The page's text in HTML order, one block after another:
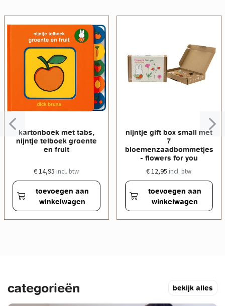
kartonboek met tabs,
nijntje telboek groente
en fruit
€ 14,95 incl. btw
toevoegen aan
winkelwagen
nijntje gift box small met
7
bloemenzaadbommetjes
- flowers for you
€ 12,95 incl. btw
toevoegen aan
winkelwagen
categorieën bekijk alles